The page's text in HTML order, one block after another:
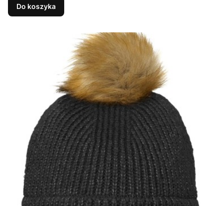
Do koszyka